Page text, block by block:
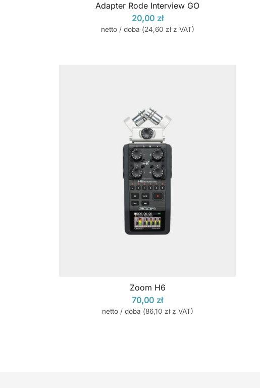
Adapter Rode Interview GO
20,00 zł
netto / doba (24,60 złz VAT)
Zoom H6
70,00 zł
netto / doba (86,10 złz VAT)